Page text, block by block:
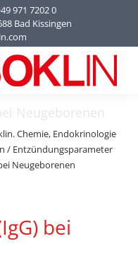
971 7202 0
Bad Kissingen
Neugeborenen
Chemie, Endokrinologie
/ Entzündungsparameter
Neugeborenen
bei